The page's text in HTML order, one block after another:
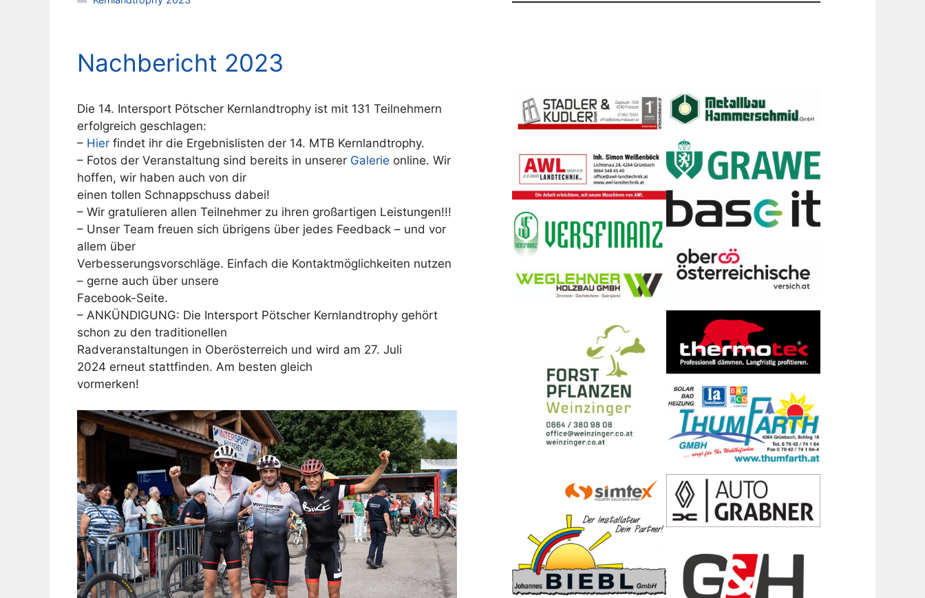
Nachbericht 2023
Die 14. Intersport Pötscher Kernlandtrophy ist mit 131 Teilnehmern
erfolgreich geschlagen:
– Hier findet ihr die Ergebnislisten der 14. MTB Kernlandtrophy.
– Fotos der Veranstaltung sind bereits in unserer Galerie online. Wir
hoffen, wir haben auch von dir
einen tollen Schnappschuss dabei!
– Wir gratulieren allen Teilnehmer zu ihren großartigen Leistungen!!!
– Unser Team freuen sich übrigens über jedes Feedback – und vor
allem über
Verbesserungsvorschläge. Einfach die Kontaktmöglichkeiten nutzen
– gerne auch über unsere
Facebook-Seite.
– ANKÜNDIGUNG: Die Intersport Pötscher Kernlandtrophy gehört
schon zu den traditionellen
Radveranstaltungen in Oberösterreich und wird am 27. Juli
2024 erneut stattfinden. Am besten gleich
vormerken!